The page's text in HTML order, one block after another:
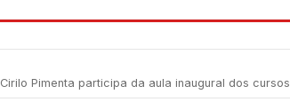
Cirilo Pimenta participa da aula inaugural dos cursos